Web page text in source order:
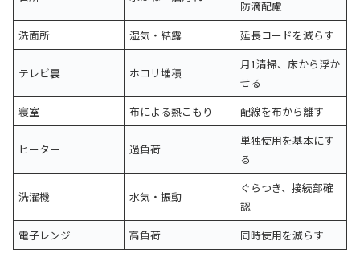
防滴配慮
洗面所
湿気・結露 延長コードを減らす
テレビ裏 ホコリ堆積
月1清掃、床から浮か
せる
寝室
布による熱こもり 配線を布から離す
ヒーター 過負荷
単独使用を基本にす
る
洗濯機 水気・振動
ぐらつき、接続部確
認
電子レンジ
高負荷 同時使用を減らす